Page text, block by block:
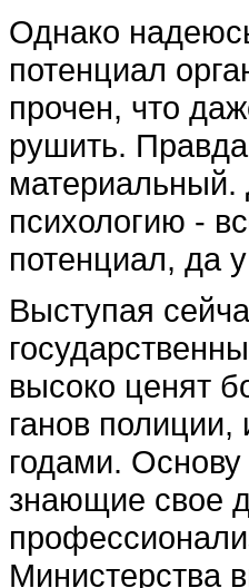
Однако
потенциал
прочен, что
рушить.
материальный.
психологию -
потенциал, да
Выступая
высоко ценят
ганов
годами.
знающие свое
Министерства